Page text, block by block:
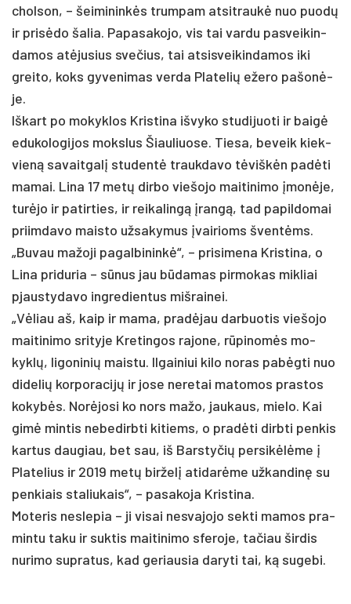
chol­son, – šei­mi­ninkės trum­pam at­si­traukė nuo puodų
ir pri­sėdo ša­lia. Pa­pa­sa­ko­jo, vis tai var­du pa­svei­kin­
da­mos at­ėju­sius sve­čius, tai at­si­svei­kin­da­mos iki
grei­to, koks gy­ve­ni­mas ver­da Pla­te­lių eže­ro pa­šonė­
je.
Iš­kart po mo­kyk­los Kris­ti­na iš­vy­ko stu­di­juo­ti ir baigė
edu­ko­lo­gi­jos moks­lus Šiau­liuo­se. Tie­sa, be­veik kiek­
vieną sa­vait­galį stu­dentė trauk­da­vo tėviškėn pa­dėti
ma­mai. Li­na 17 metų dir­bo vie­šo­jo mai­ti­ni­mo įmonė­je,
turė­jo ir pa­tir­ties, ir rei­ka­lingą įrangą, tad pa­pil­do­mai
priim­da­vo mais­to už­sa­ky­mus įvai­rioms šventėms.
„Bu­vau ma­žo­ji pa­gal­bi­ninkė“, – pri­si­me­na Kris­ti­na, o
Li­na pri­du­ria – sūnus jau būda­mas pir­mo­kas mik­liai
pjaus­ty­da­vo ing­re­dien­tus miš­rai­nei.
„Vėliau aš, kaip ir ma­ma, pra­dėjau dar­buo­tis vie­šo­jo
mai­ti­ni­mo sri­ty­je Kre­tin­gos ra­jo­ne, rūpi­nomės mo­
kyklų, li­go­ni­nių mais­tu. Il­gai­niui ki­lo no­ras pa­bėgti nuo
di­de­lių kor­po­ra­cijų ir jo­se ne­re­tai ma­to­mos pra­stos
ko­kybės. Norė­jo­si ko nors ma­žo, jau­kaus, mie­lo. Kai
gimė min­tis ne­be­dirb­ti ki­tiems, o pra­dėti dirb­ti pen­kis
kar­tus dau­giau, bet sau, iš Bars­ty­čių per­si­kėlėme į
Pla­te­lius ir 2019 metų bir­želį ati­darė­me už­kan­dinę su
pen­kiais sta­liu­kais“, – pa­sa­ko­ja Kris­ti­na.
Mo­te­ris ne­sle­pia – ji vi­sai ne­sva­jo­jo sek­ti ma­mos pra­
min­tu ta­ku ir su­ktis mai­ti­ni­mo sfe­ro­je, ta­čiau šir­dis
nu­ri­mo su­pra­tus, kad ge­riau­sia da­ry­ti tai, ką su­ge­bi.